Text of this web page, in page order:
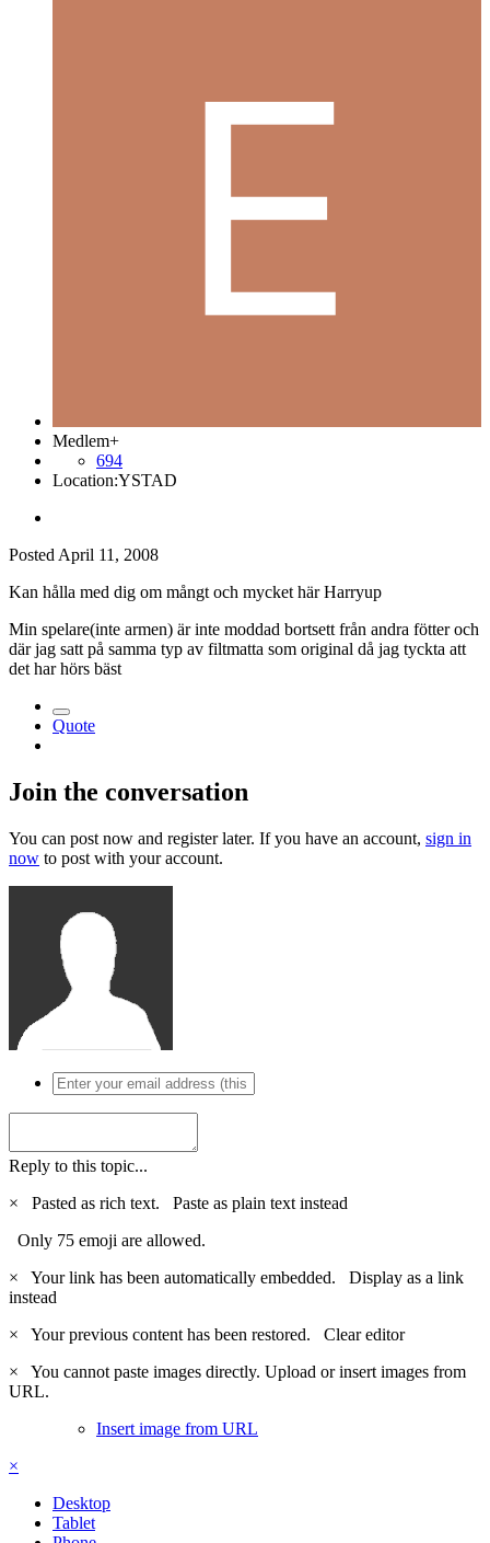
Medlem+
694
Location:YSTAD
PostedApril 11, 2008
Kan hålla med dig om mångt och mycket här Harryup
Min spelare(inte armen) är inte moddad bortsett från andra fötter och
där jag satt på samma typ av filtmatta som original då jag tyckta att
det har hörs bäst
Quote
Join the conversation
You can post now and register later. If you have an account, sign in
now to post with your account.
Reply to this topic...
×
Pasted as rich text. Paste as plain text instead
Only 75 emoji are allowed.
×
Your link has been automatically embedded. Display as a link
instead
×
Your previous content has been restored. Clear editor
×
You cannot paste images directly. Upload or insert images from
URL.
Insert image from URL
×
Desktop
Tablet